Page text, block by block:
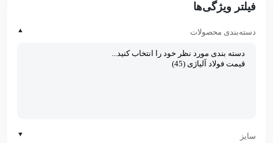
فیلتر ویژگی‌ها
دسته‌بندی محصولات ▲
سایز ▼